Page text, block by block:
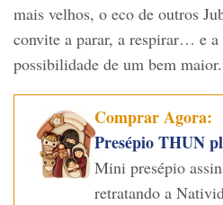
mais velhos, o eco de outros
convite a parar, a respirar… e
possibilidade de um bem maior.
Comprar Agora:
Presépio THUN
Mini presépio
retratando a